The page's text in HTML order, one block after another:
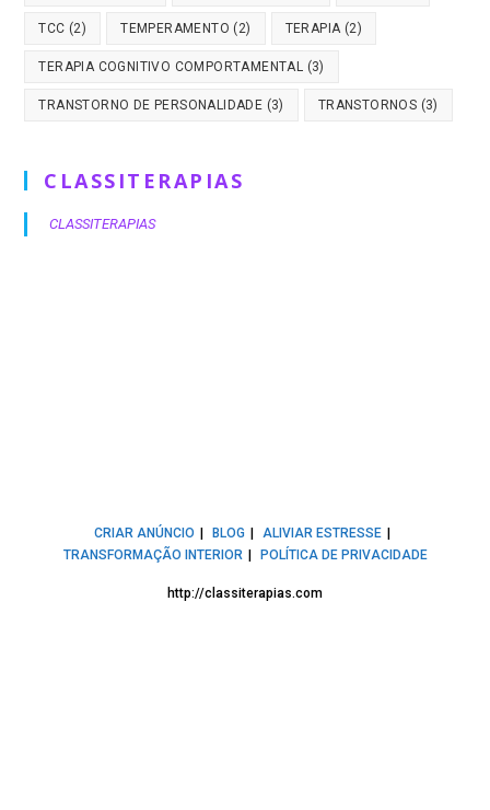
TCC (2) TEMPERAMENTO (2) TERAPIA(2)
TERAPIA COGNITIVO COMPORTAMENTAL (3)
TRANSTORNO DE PERSONALIDADE (3) TRANSTORNOS (3)
CLASSITERAPIAS
CLASSITERAPIAS
CRIAR ANÚNCIO BLOG
ALIVIAR ESTRESSE
TRANSFORMAÇÃO INTERIOR
POLÍTICA DE PRIVACIDADE
http://classiterapias.com